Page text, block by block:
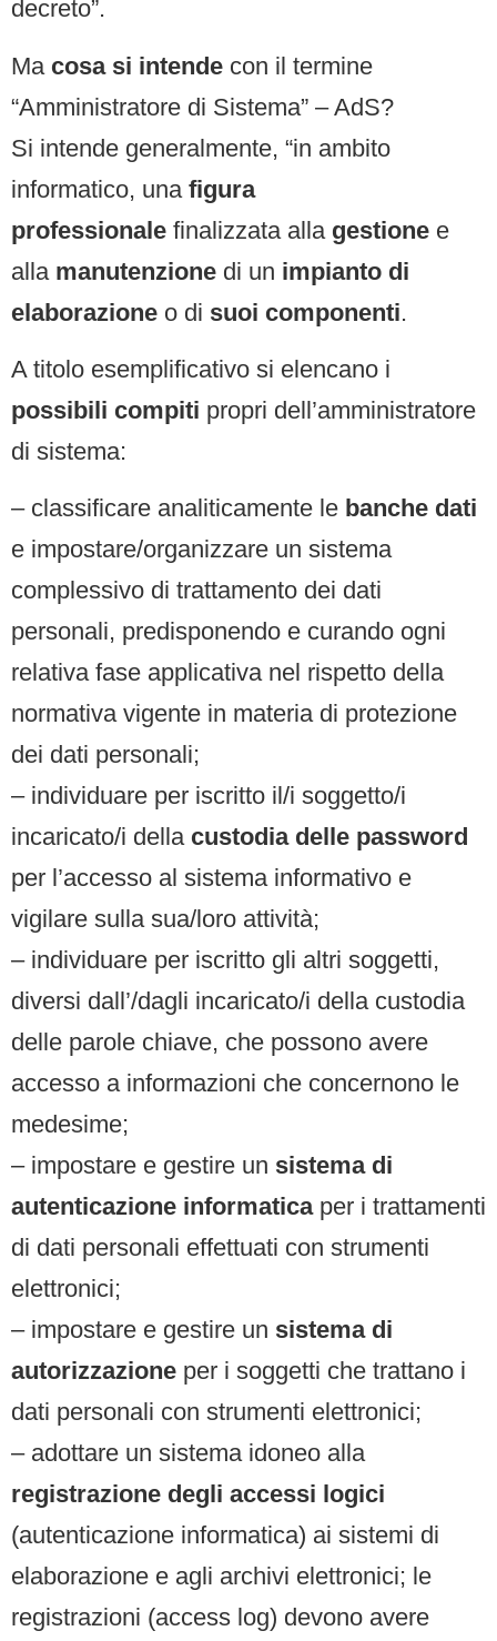
decreto”.
Ma cosa si intende con il termine
“Amministratore di Sistema” – AdS?
Si intende generalmente, “in ambito
informatico, una figura
professionale finalizzata alla gestione e
alla manutenzione di un impianto di
elaborazione o di suoi componenti.
A titolo esemplificativo si elencano i
possibili compiti propri dell’amministratore
di sistema:
– classificare analiticamente le banche dati
e impostare/organizzare un sistema
complessivo di trattamento dei dati
personali, predisponendo e curando ogni
relativa fase applicativa nel rispetto della
normativa vigente in materia di protezione
dei dati personali;
– individuare per iscritto il/i soggetto/i
incaricato/i della custodia delle password
per l’accesso al sistema informativo e
vigilare sulla sua/loro attività;
– individuare per iscritto gli altri soggetti,
diversi dall’/dagli incaricato/i della custodia
delle parole chiave, che possono avere
accesso a informazioni che concernono le
medesime;
– impostare e gestire un sistema di
autenticazione informaticaper i trattamenti
di dati personali effettuati con strumenti
elettronici;
– impostare e gestire un sistema di
autorizzazione per i soggetti che trattano i
dati personali con strumenti elettronici;
– adottare un sistema idoneo alla
registrazione degli accessi logici
(autenticazione informatica) ai sistemi di
elaborazione e agli archivi elettronici; le
registrazioni (access log) devono avere